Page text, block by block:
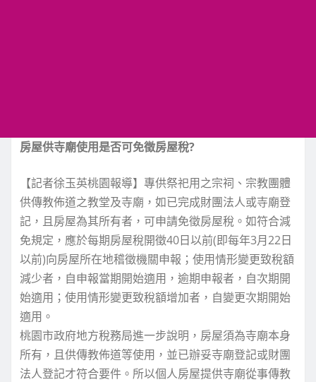
房屋供寺廟使用是否可免徵房屋稅?
【記者徐玉英桃園報導】專供祭祀用之宗祠、宗教團體
供傳教佈道之教堂及寺廟，如已完成財團法人或寺廟登
記，且房屋為其所有者，可申請免徵房屋稅。如符合減
免規定，應於每期房屋稅開徵40日以前(即每年3月22日
以前)向房屋所在地稽徵機關申報；使用情形變更致稅額
減少者，自申報當期開始適用，逾期申報者，自次期開
始適用；使用情形變更致稅額增加者，自變更次期開始
適用。
桃園市政府地方稅務局進一步說明，房屋須為寺廟本身
所有，且供傳教佈道等使用，並已辦妥寺廟登記或財團
法人登記才符合要件。所以個人房屋提供寺廟從事傳教